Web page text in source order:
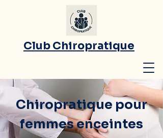
Club Chiropratique
Chiropratique pour
femmes enceintes